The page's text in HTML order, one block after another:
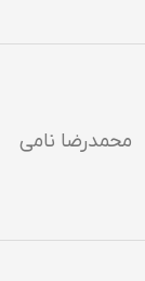
محمدرضا نامی